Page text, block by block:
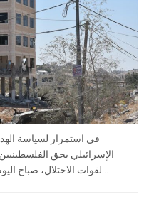
في استمرار لسياسة
الإسرائيلي بحق